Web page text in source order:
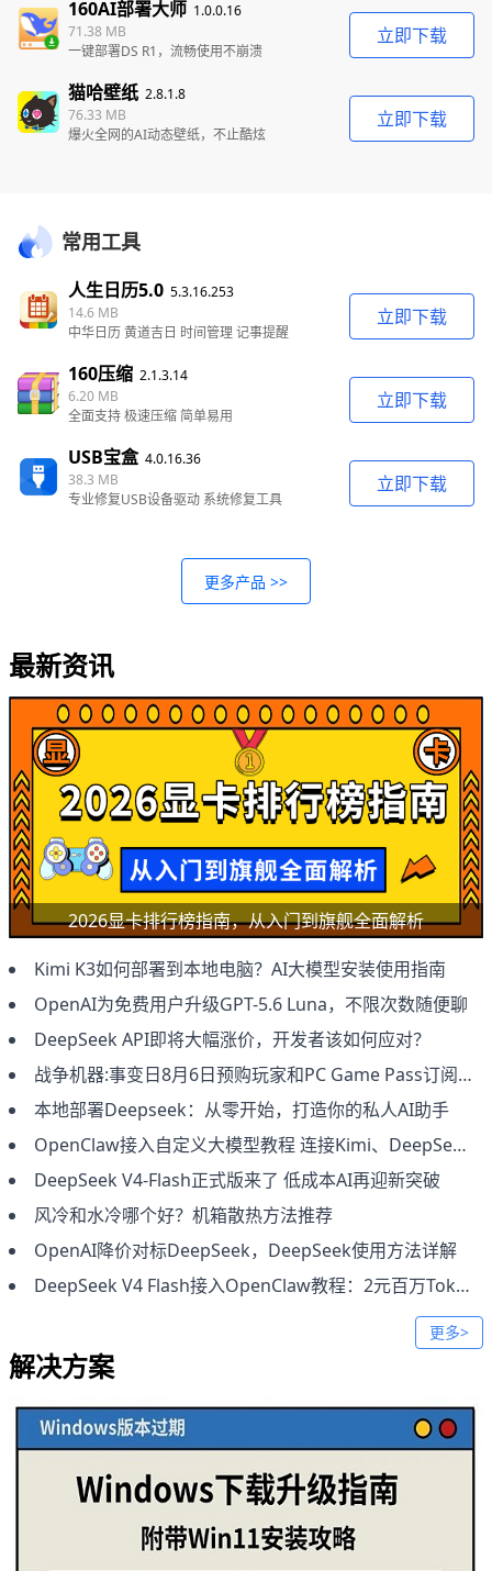
160AI部署大师 1.0.0.16
71.38 MB
一键部署DS R1，流畅使用不崩溃
立即下载
猫哈壁纸 2.8.1.8
76.33 MB
爆火全网的AI动态壁纸，不止酷炫
立即下载
常用工具
人生日历5.0 5.3.16.253
14.6 MB
中华日历 黄道吉日 时间管理 记事提醒
立即下载
160压缩 2.1.3.14
6.20 MB
全面支持 极速压缩 简单易用
立即下载
USB宝盒4.0.16.36
38.3 MB
专业修复USB设备驱动 系统修复工具
立即下载
更多产品 >>
最新资讯
2026显卡排行榜指南，从入门到旗舰全面解析
Kimi K3如何部署到本地电脑？AI大模型安装使用指南
OpenAI为免费用户升级GPT-5.6 Luna，不限次数随便聊
DeepSeek API即将大幅涨价，开发者该如何应对？
战争机器:事变日8月6日预购玩家和PC Game Pass订阅用户抢先体验
本地部署Deepseek：从零开始，打造你的私人AI助手
OpenClaw接入自定义大模型教程 连接Kimi、DeepSeek及本地模型方法
DeepSeek V4-Flash正式版来了 低成本AI再迎新突破
风冷和水冷哪个好？机箱散热方法推荐
OpenAI降价对标DeepSeek，DeepSeek使用方法详解
DeepSeek V4 Flash接入OpenClaw教程：2元百万Token低成本部署
更多>
解决方案